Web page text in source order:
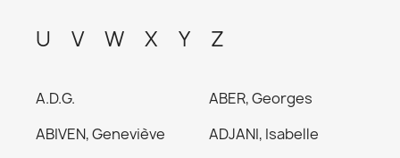
U
V W X Y Z
A.D.G.
ABER, Georges
ABIVEN, Geneviève
ADJANI, Isabelle